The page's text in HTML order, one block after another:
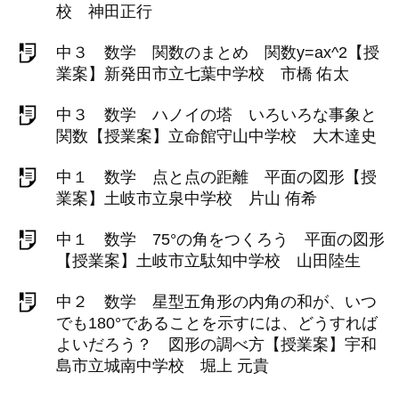
校 神田正行
中３ 数学 関数のまとめ 関数y=ax^2【授
業案】新発田市立七葉中学校 市橋 佑太
中３ 数学 ハノイの塔 いろいろな事象と
関数【授業案】立命館守山中学校 大木達史
中１ 数学 点と点の距離 平面の図形【授
業案】土岐市立泉中学校 片山 侑希
中１ 数学 75°の角をつくろう 平面の図形
【授業案】土岐市立駄知中学校 山田陸生
中２ 数学 星型五角形の内角の和が、いつ
でも180°であることを示すには、どうすれば
よいだろう？ 図形の調べ方【授業案】宇和
島市立城南中学校 堀上 元貴